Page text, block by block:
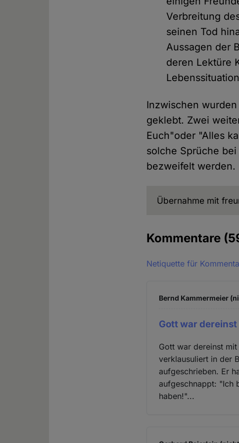
Verbreitung
seinen Tod
Aussagen der
deren Lektüre
Inzwischen
geklebt. Zwei
Euch"oder "Alles
solche Sprüche
bezweifelt werden.
Übernahme mit
Kommentare
Netiquette für
Bernd Kammermeier
Gott war
Gott war dereinst
verklausuliert in der
aufgeschrieben. Er
aufgeschnappt: "Ich
haben!"...